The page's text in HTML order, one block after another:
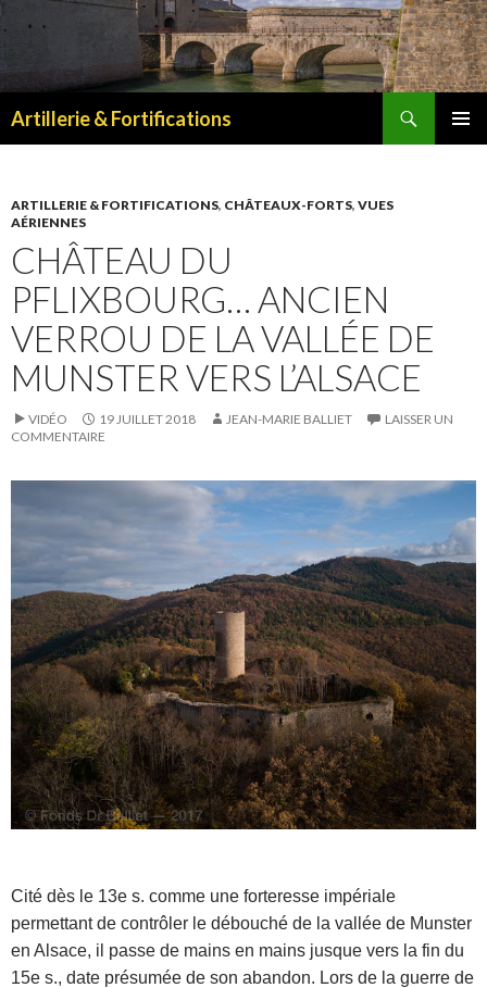
Artillerie & Fortifications
ARTILLERIE & FORTIFICATIONS, CHÂTEAUX-FORTS, VUES
AÉRIENNES
CHÂTEAU DU
PFLIXBOURG… ANCIEN
VERROU DE LA VALLÉE DE
MUNSTER VERS L’ALSACE
VIDÉO 19 JUILLET 2018 JEAN-MARIE BALLIET
LAISSER UN
COMMENTAIRE
Cité dès le 13e s. comme une forteresse impériale
permettant de contrôler le débouché de la vallée de Munster
en Alsace, il passe de mains en mains jusque vers la fin du
15e s., date présumée de son abandon. Lors de la guerre de